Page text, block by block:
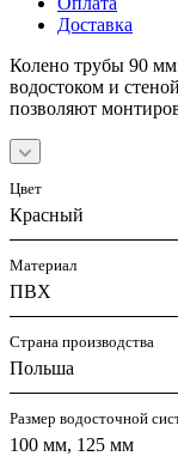
Доставка
Колено трубы 90
водостоком и
позволяют
Цвет
Красный
Материал
ПВХ
Страна производства
Польша
Размер водосточной
100 мм, 125 мм